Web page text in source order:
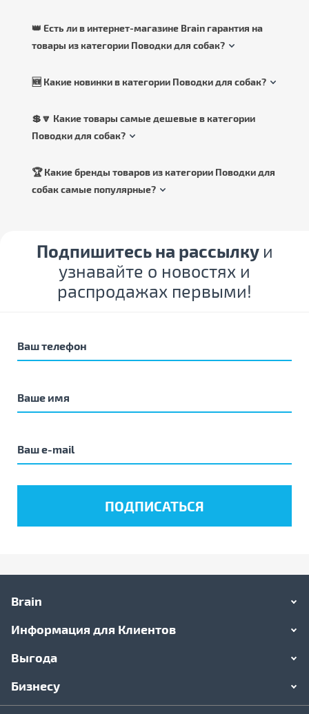
👑 Есть ли в интернет-магазине Brain гарантия на
товары из категории Поводки для собак?
🆕 Какие новинки в категории Поводки для собак?
💲🔽 Какие товары самые дешевые в категории
Поводки для собак?
🏆 Какие бренды товаров из категории Поводки для
собак самые популярные?
Подпишитесь на рассылку и
узнавайте о новостях и
распродажах первыми!
Brain
Информация для Клиентов
Выгода
Бизнесу